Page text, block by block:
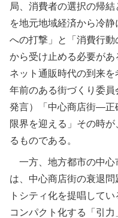
局、消費者の選択の帰
を地元地域経済から冷
への打撃」と「消費行
から受け止める必要があ
ネット通販時代の到来
年前のある街づくり委
発言）「中心商店街―正
限界を迎える」その時
るものである。
一方、地方都市の中
は、中心商店街の衰退
トシティ化を提唱して
コンパクト化する「引